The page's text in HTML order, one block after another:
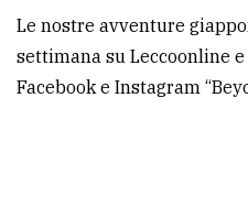
Le nostre avventure
settimana su Leccoonline
Facebook e Instagram